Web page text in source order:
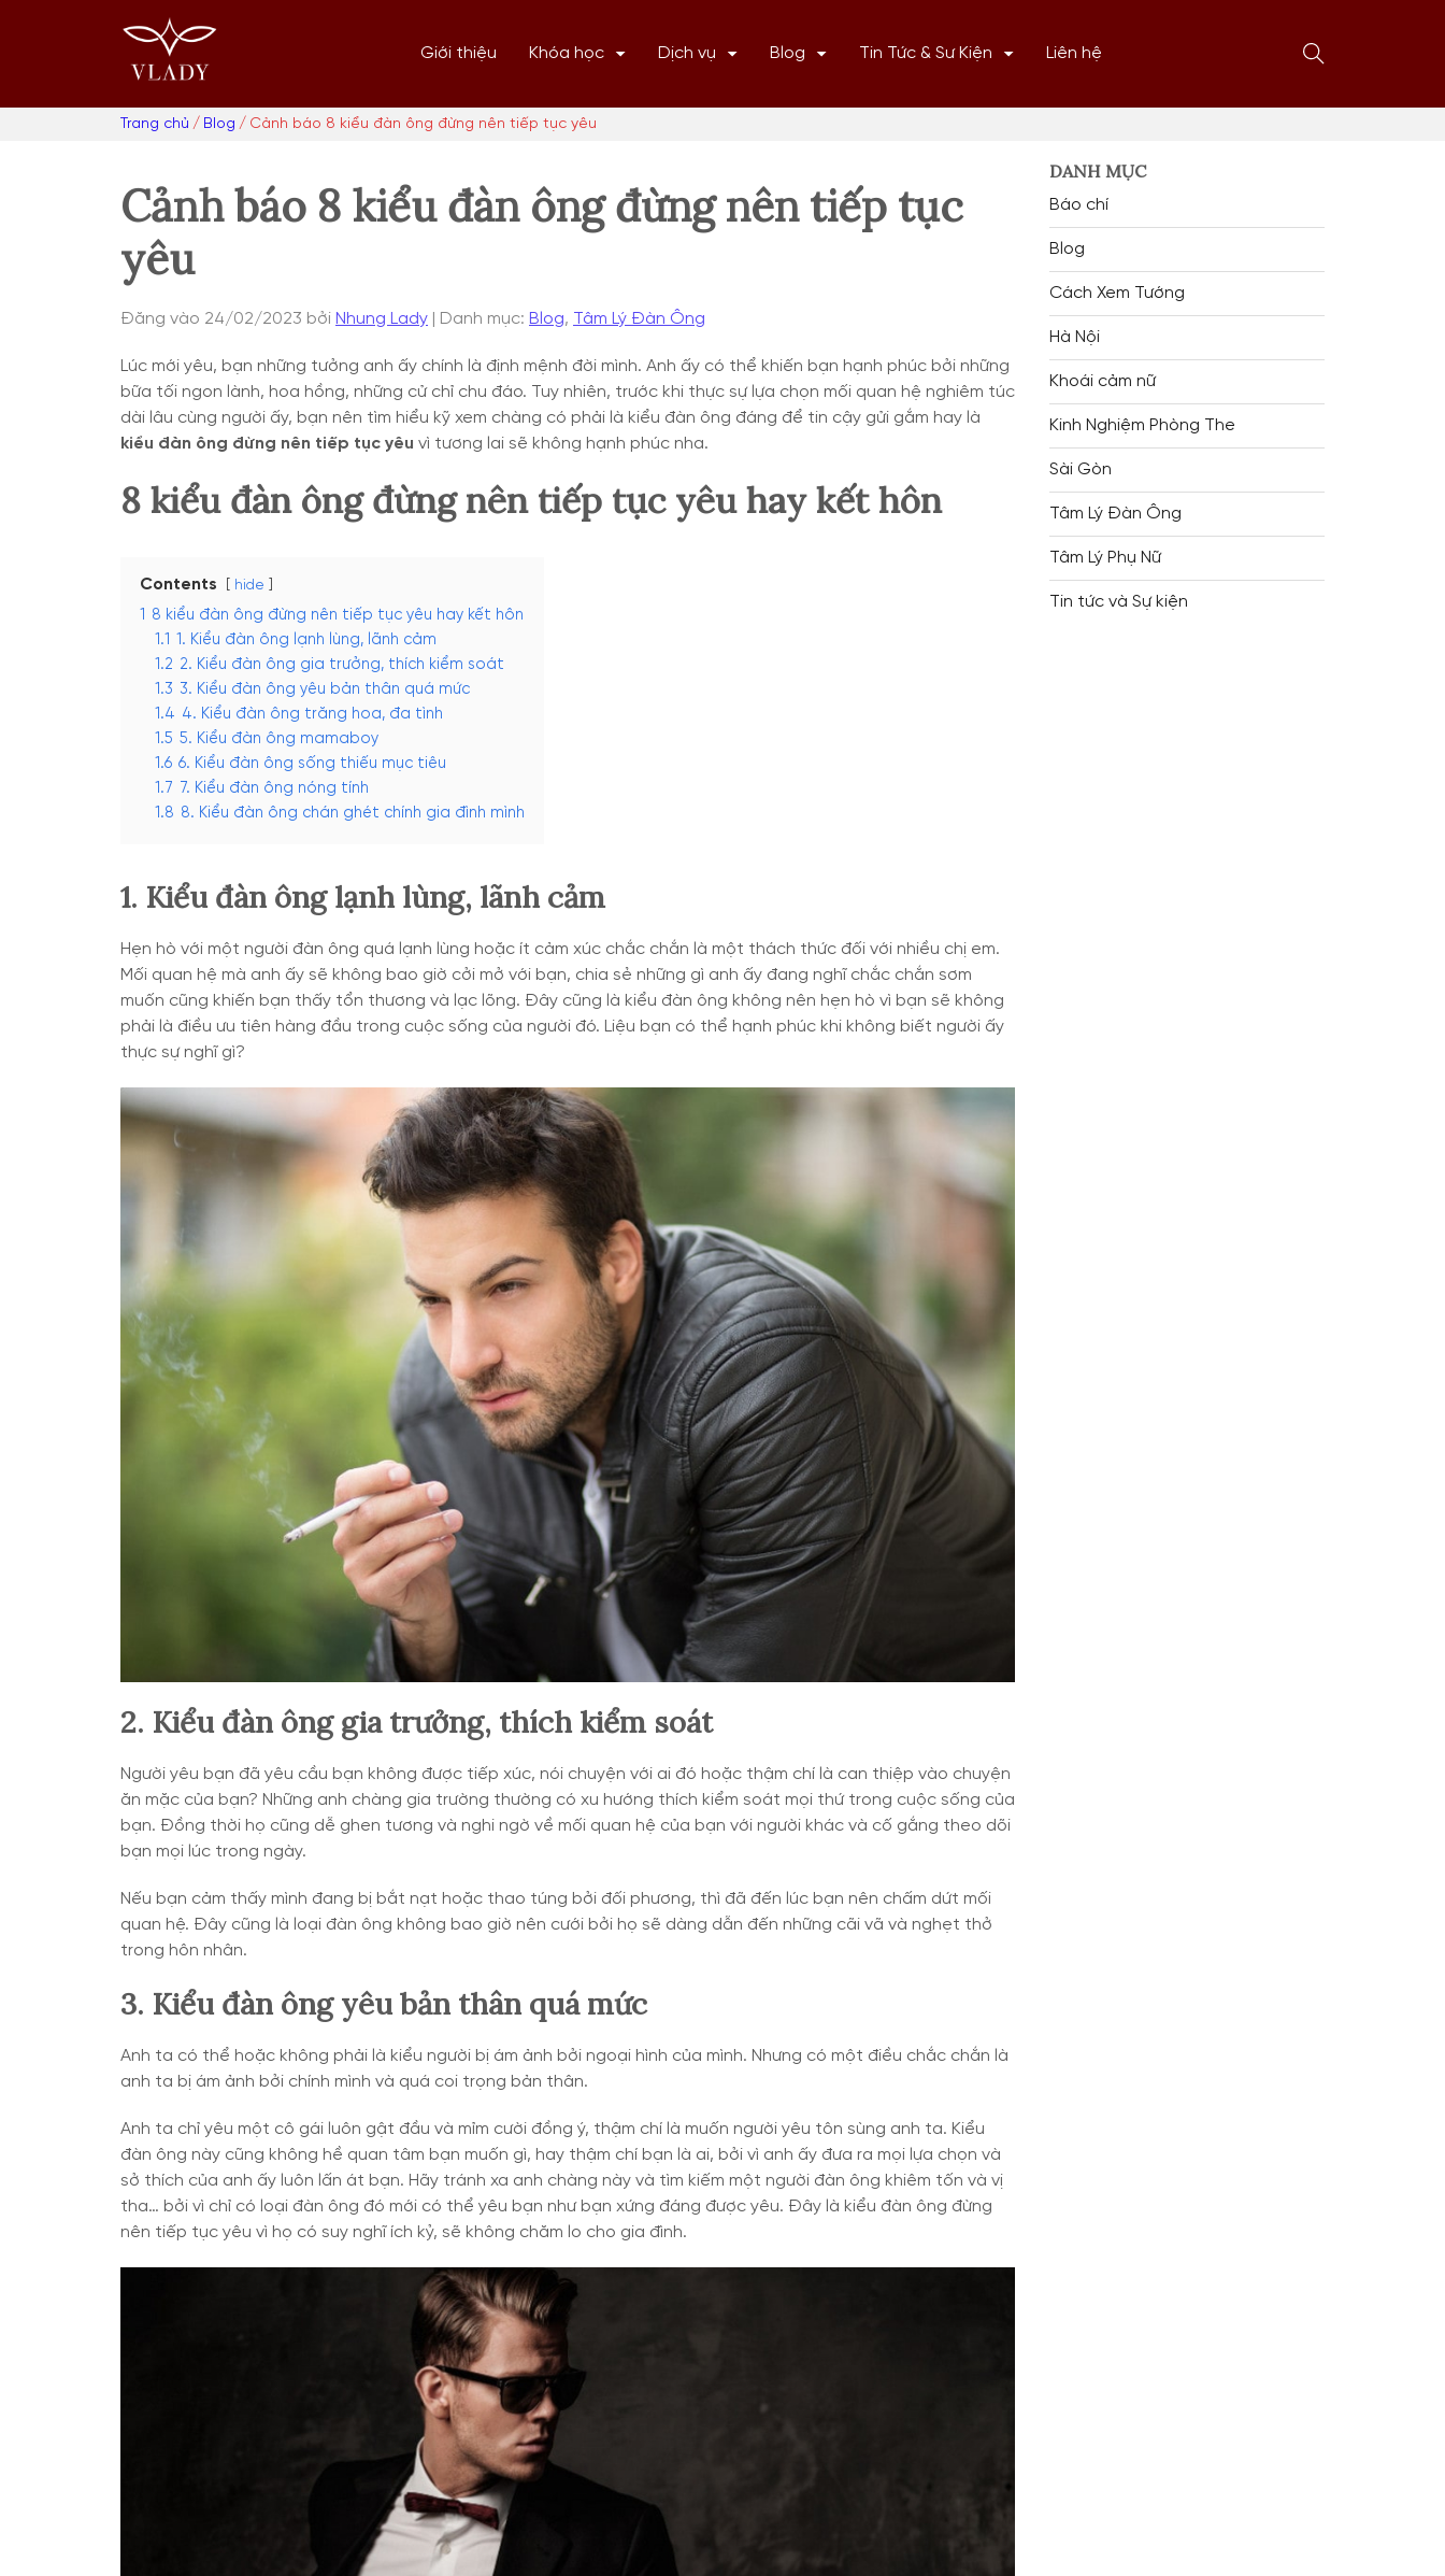
chủ
Mở
kiếm
Giới thiệu Khóa học Dịch vụ Blog Tin Tức & Sư Kiện Liên hệ
Duyệt:
Trang chủ Blog Cảnh báo 8 kiểu đàn ông đừng nên tiếp tục yêu
Cảnh báo 8 kiểu đàn ông đừng nên tiếp tục
yêu
Đăng vào 24/02/2023 bởi Nhung Lady Danh mục: Blog, Tâm Lý Đàn Ông
Lúc mới yêu, bạn những tưởng anh ấy chính là định mệnh đời mình. Anh ấy có thể khiến bạn hạnh phúc bởi những
bữa tối ngon lành, hoa hồng, những cử chỉ chu đáo. Tuy nhiên, trước khi thực sự lựa chọn mối quan hệ nghiêm túc
dài lâu cùng người ấy, bạn nên tìm hiểu kỹ xem chàng có phải là kiểu đàn ông đáng để tin cậy gửi gắm hay là
kiểu đàn ông đừng nên tiếp tục yêu vì tương lai sẽ không hạnh phúc nha.
8 kiểu đàn ông đừng nên tiếp tục yêu hay kết hôn
Contents hide
1
8 kiểu đàn ông đừng nên tiếp tục yêu hay kết hôn
1.1 1. Kiểu đàn ông lạnh lùng, lãnh cảm
1.2 2. Kiểu đàn ông gia trưởng, thích kiểm soát
1.3 3. Kiểu đàn ông yêu bản thân quá mức
1.4 4. Kiểu đàn ông trăng hoa, đa tình
1.5 5. Kiểu đàn ông mamaboy
1.6 6. Kiểu đàn ông sống thiếu mục tiêu
1.7
7. Kiểu đàn ông nóng tính
1.8 8. Kiểu đàn ông chán ghét chính gia đình mình
1. Kiểu đàn ông lạnh lùng, lãnh cảm
Hẹn hò với một người đàn ông quá lạnh lùng hoặc ít cảm xúc chắc chắn là một thách thức đối với nhiều chị em.
Mối quan hệ mà anh ấy sẽ không bao giờ cởi mở với bạn, chia sẻ những gì anh ấy đang nghĩ chắc chắn sơm
muốn cũng khiến bạn thấy tổn thương và lạc lõng. Đây cũng là kiểu đàn ông không nên hẹn hò vì bạn sẽ không
phải là điều ưu tiên hàng đầu trong cuộc sống của người đó. Liệu bạn có thể hạnh phúc khi không biết người ấy
thực sự nghĩ gì?
2. Kiểu đàn ông gia trưởng, thích kiểm soát
Người yêu bạn đã yêu cầu bạn không được tiếp xúc, nói chuyện với ai đó hoặc thậm chí là can thiệp vào chuyện
ăn mặc của bạn? Những anh chàng gia trường thường có xu hướng thích kiểm soát mọi thứ trong cuộc sống của
bạn. Đồng thời họ cũng dễ ghen tương và nghi ngờ về mối quan hệ của bạn với người khác và cố gắng theo dõi
bạn mọi lúc trong ngày.
Nếu bạn cảm thấy mình đang bị bắt nạt hoặc thao túng bởi đối phương, thì đã đến lúc bạn nên chấm dứt mối
quan hệ. Đây cũng là loại đàn ông không bao giờ nên cưới bởi họ sẽ dàng dẫn đến những cãi vã và nghẹt thở
trong hôn nhân.
3. Kiểu đàn ông yêu bản thân quá mức
Anh ta có thể hoặc không phải là kiểu người bị ám ảnh bởi ngoại hình của mình. Nhưng có một điều chắc chắn là
anh ta bị ám ảnh bởi chính mình và quá coi trọng bản thân.
Anh ta chỉ yêu một cô gái luôn gật đầu và mỉm cười đồng ý, thậm chí là muốn người yêu tôn sùng anh ta. Kiểu
đàn ông này cũng không hề quan tâm bạn muốn gì, hay thậm chí bạn là ai, bởi vì anh ấy đưa ra mọi lựa chọn và
sở thích của anh ấy luôn lấn át bạn. Hãy tránh xa anh chàng này và tìm kiếm một người đàn ông khiêm tốn và vị
tha… bởi vì chỉ có loại đàn ông đó mới có thể yêu bạn như bạn xứng đáng được yêu. Đây là kiểu đàn ông đừng
nên tiếp tục yêu vì họ có suy nghĩ ích kỷ, sẽ không chăm lo cho gia đình.
DANH MỤC
Báo chí
Blog
Cách Xem Tướng
Hà Nội
Khoái cảm nữ
Kinh Nghiệm Phòng The
Sài Gòn
Tâm Lý Đàn Ông
Tâm Lý Phụ Nữ
Tin tức và Sự kiện